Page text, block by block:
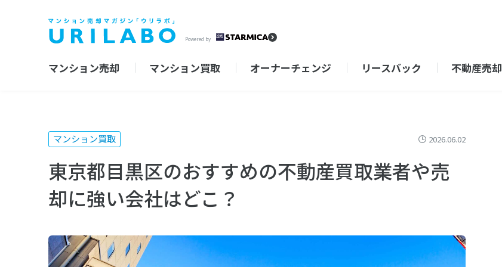
Powered by
マンション売却 マンション買取 オーナーチェンジ リースバック 不動産売却
マンション買取 2026.06.02
東京都目黒区のおすすめの不動産買取業者や売
却に強い会社はどこ？